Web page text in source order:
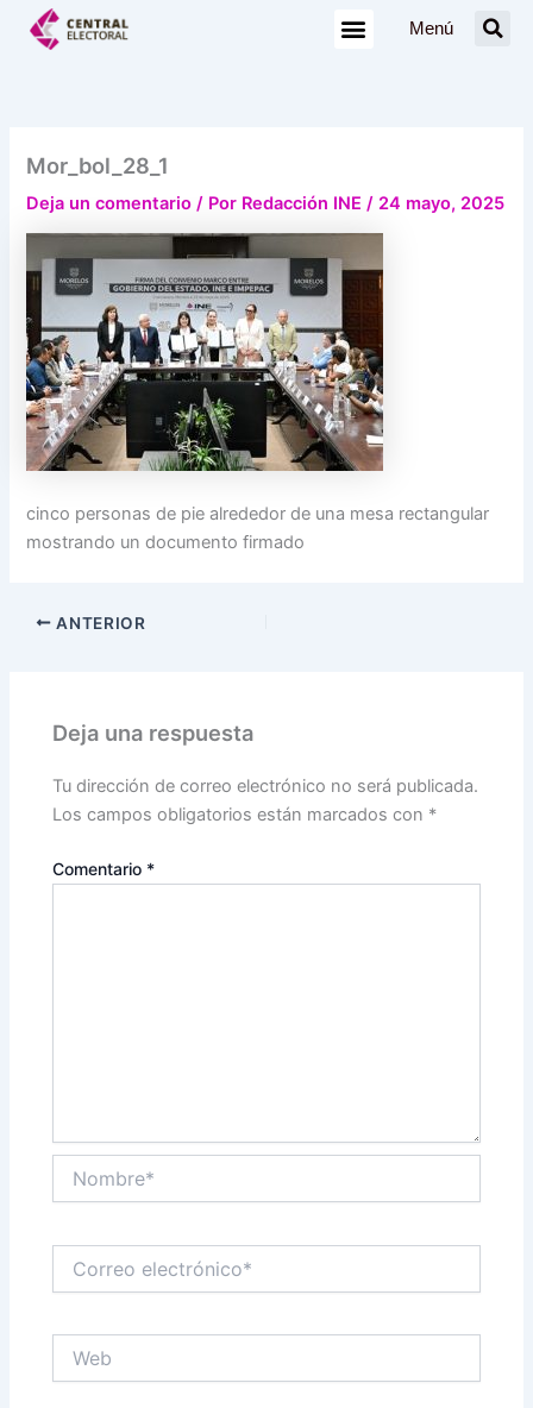
Menú
Mor_bol_28_1
Deja un comentario / Por Redacción INE/ 24 mayo, 2025
cinco personas de pie alrededor de una mesa rectangular
mostrando un documento firmado
ANTERIOR
Deja una respuesta
Tu dirección de correo electrónico no será publicada.
Los campos obligatorios están marcados con *
Comentario *
electrónico*